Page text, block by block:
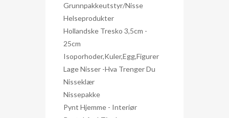
Grunnpakkeutstyr/nisse
Helseprodukter
Hollandske Tresko 3,5cm -
25cm
Isoporhoder,kuler,egg,figurer
Lage Nisser -hva Trenger Du
Nisseklær
Nissepakke
Pynt Hjemme - Interiør